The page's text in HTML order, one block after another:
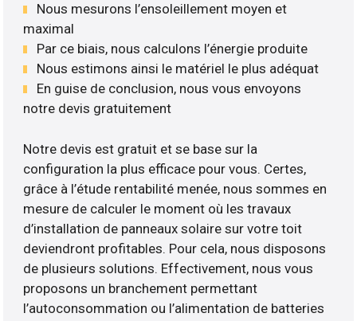
Nous mesurons l’ensoleillement moyen et
maximal
Par ce biais, nous calculons l’énergie produite
Nous estimons ainsi le matériel le plus adéquat
En guise de conclusion, nous vous envoyons
notre devis gratuitement
Notre devis est gratuit et se base sur la
configuration la plus efficace pour vous. Certes,
grâce à l’étude rentabilité menée, nous sommes en
mesure de calculer le moment où les travaux
d’installation de panneaux solaire sur votre toit
deviendront profitables. Pour cela, nous disposons
de plusieurs solutions. Effectivement, nous vous
proposons un branchement permettant
l’autoconsommation ou l’alimentation de batteries